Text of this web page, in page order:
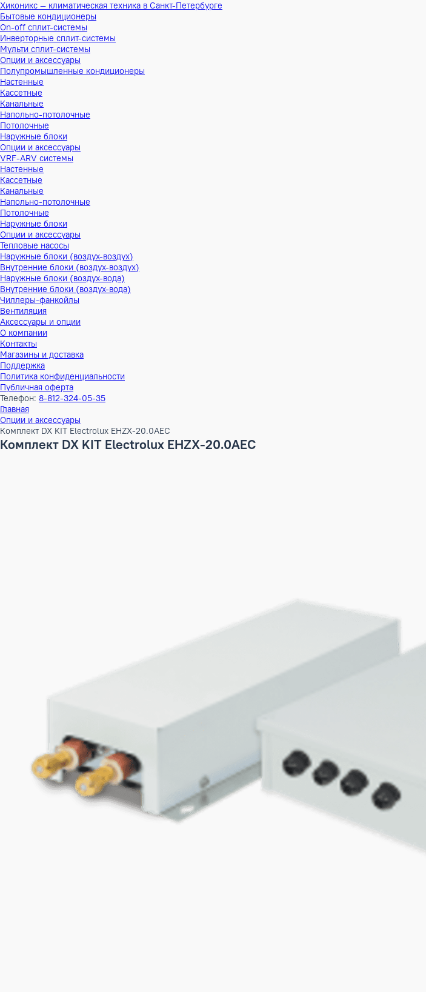
Хиконикс — климатическая техника в Санкт-Петербурге
Бытовые кондиционеры
On-off сплит-системы
Инверторные сплит-системы
Мульти сплит-системы
Опции и аксессуары
Полупромышленные кондиционеры
Настенные
Кассетные
Канальные
Напольно-потолочные
Потолочные
Наружные блоки
Опции и аксессуары
VRF-ARV системы
Настенные
Кассетные
Канальные
Напольно-потолочные
Потолочные
Наружные блоки
Опции и аксессуары
Тепловые насосы
Наружные блоки (воздух-воздух)
Внутренние блоки (воздух-воздух)
Наружные блоки (воздух-вода)
Внутренние блоки (воздух-вода)
Чиллеры-фанкойлы
Вентиляция
Аксессуары и опции
О компании
Контакты
Магазины и доставка
Поддержка
Политика конфиденциальности
Публичная оферта
Телефон:8-812-324-05-35